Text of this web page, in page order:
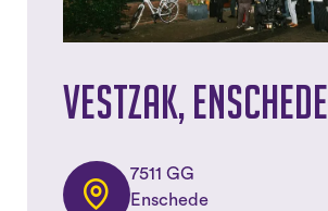
Vestzak, Enschede
7511 GG
Enschede